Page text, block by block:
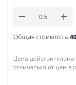
Общая стоимость
Цена
отличаться от цен в